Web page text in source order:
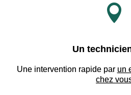

Un
Une intervention rapide par un
chez